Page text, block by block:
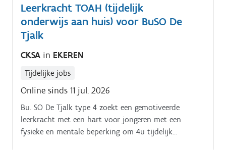
Leerkracht TOAH (tijdelijk
onderwijs aan huis) voor BuSO De
Tjalk
CKSA in EKEREN
Tijdelijke jobs
Online sinds 11 jul. 2026
Bu. SO De Tjalk type 4 zoekt een gemotiveerde
leerkracht met een hart voor jongeren met een
fysieke en mentale beperking om 4u tijdelijk